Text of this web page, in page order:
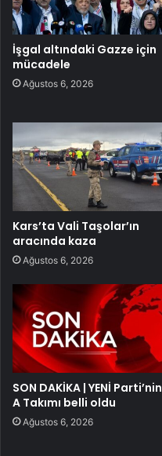
İşgal altındaki Gazze için
mücadele
Ağustos 6, 2026
Kars’ta Vali Taşolar’ın
aracında kaza
Ağustos 6, 2026
SON DAKİKA | YENİ Parti’nin
A Takımı belli oldu
Ağustos 6, 2026